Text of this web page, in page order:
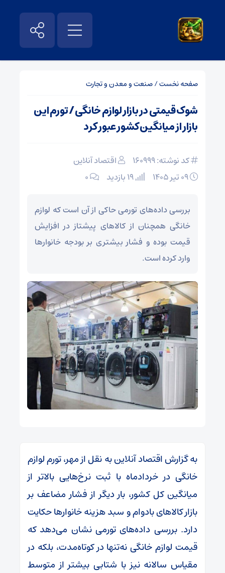
صفحه نخست/صنعت و معدن و تجارت
شوک قیمتی در بازار لوازم خانگی / تورم این
بازار از میانگین کشور عبور کرد
کد نوشته: 160999
اقتصاد آنلاین
۰
بررسی داده‌های تورمی حاکی از آن است که لوازم
خانگی همچنان از کالاهای پیشتاز در افزایش
قیمت بوده و فشار بیشتری بر بودجه خانوارها
وارد کرده است.
به گزارش اقتصاد آنلاین به نقل از مهر، تورم لوازم
خانگی در خردادماه با ثبت نرخ‌هایی بالاتر از
میانگین کل کشور، بار دیگر از فشار مضاعف بر
بازار کالاهای بادوام و سبد هزینه خانوارها حکایت
دارد. بررسی داده‌های تورمی نشان می‌دهد که
قیمت لوازم خانگی نه‌تنها در کوتاه‌مدت، بلکه در
مقیاس سالانه نیز با شتابی بیشتر از متوسط